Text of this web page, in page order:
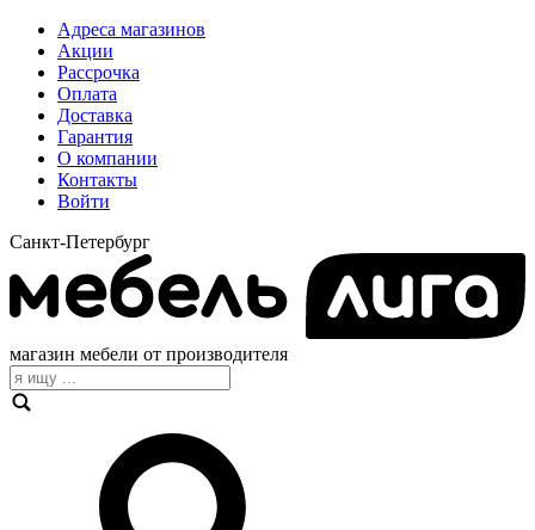
Адреса магазинов
Акции
Рассрочка
Оплата
Доставка
Гарантия
О компании
Контакты
Войти
Санкт-Петербург
магазин мебели от производителя